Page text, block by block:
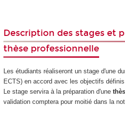
Description des stages et
thèse professionnelle
Les étudiants réaliseront un stage d'une
ECTS) en accord avec les objectifs
Le stage servira à la préparation d'une
validation comptera pour moitié dans la